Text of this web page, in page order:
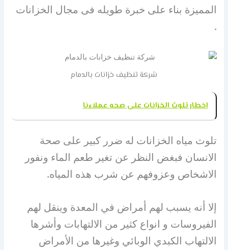
المميزة بناء على خبرة طويله فى مجال الخزانات
.
شركة تنظيف خزانات بالدمام
اخطار تلوث الخزانات على صحه عملاءنا
تلوث مياه الخزانات له ضرر كبير على صحة
الانسان فبغض النظر عن تغير طعم الماء ونفور
الاشخاص وعزوفهم عن شرب هذه المياه.
إلا أنه يسبب لهم أمراض في المعدة وينقل لهم
الفيروسات و انواع كثير من الالتهابات وأشرها
الالتهاب الكبدي الوبائي وغيرها من الأمراض